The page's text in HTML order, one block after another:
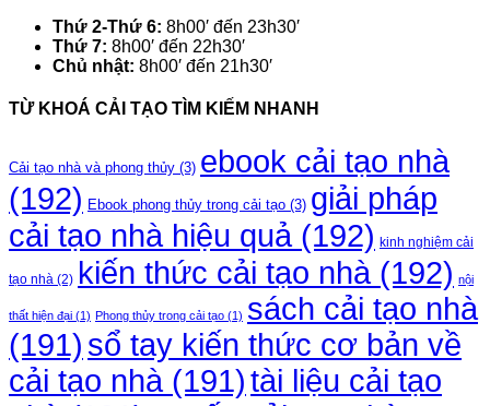
Thứ 2-Thứ 6: 8h00′ đến 23h30′
Thứ 7: 8h00′ đến 22h30′
Chủ nhật: 8h00′ đến 21h30′
TỪ KHOÁ CẢI TẠO TÌM KIẾM NHANH
Cải tạo nhà và phong thủy (3) ebook cải tạo nhà
(192) Ebook phong thủy trong cải tạo (3) giải pháp
cải tạo nhà hiệu quả (192) kinh nghiệm cải
tạo nhà (2) kiến thức cải tạo nhà (192) nội
thất hiện đại (1) Phong thủy trong cải tạo (1) sách cải tạo nhà
(191) sổ tay kiến thức cơ bản về
cải tạo nhà(191)tài liệu cải tạo